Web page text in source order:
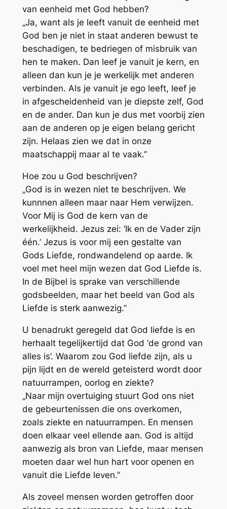
van eenheid met God hebben?
„Ja, want als je leeft vanuit de eenheid met
God ben je niet in staat anderen bewust te
beschadigen, te bedriegen of misbruik van
hen te maken. Dan leef je vanuit je kern, en
alleen dan kun je je werkelijk met anderen
verbinden. Als je vanuit je ego leeft, leef je
in afgescheidenheid van je diepste zelf, God
en de ander. Dan kun je dus met voorbij zien
aan de anderen op je eigen belang gericht
zijn. Helaas zien we dat in onze
maatschappij maar al te vaak.”
Hoe zou u God beschrijven?
„God is in wezen niet te beschrijven. We
kunnnen alleen maar naar Hem verwijzen.
Voor Mij is God de kern van de
werkelijkheid. Jezus zei: ‘Ik en de Vader zijn
één.’ Jezus is voor mij een gestalte van
Gods Liefde, rondwandelend op aarde. Ik
voel met heel mijn wezen dat God Liefde is.
In de Bijbel is sprake van verschillende
godsbeelden, maar het beeld van God als
Liefde is sterk aanwezig.”
U benadrukt geregeld dat God liefde is en
herhaalt tegelijkertijd dat God ‘de grond van
alles is’. Waarom zou God liefde zijn, als u
pijn lijdt en de wereld geteisterd wordt door
natuurrampen, oorlog en ziekte?
„Naar mijn overtuiging stuurt God ons niet
de gebeurtenissen die ons overkomen,
zoals ziekte en natuurrampen. En mensen
doen elkaar veel ellende aan. God is altijd
aanwezig als bron van Liefde, maar mensen
moeten daar wel hun hart voor openen en
vanuit die Liefde leven.”
Als zoveel mensen worden getroffen door